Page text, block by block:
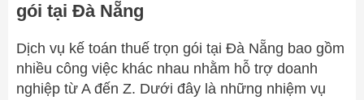
gói tại Đà Nẵng
Dịch vụ kế toán thuế trọn gói tại Đà Nẵng bao gồm
nhiều công việc khác nhau nhằm hỗ trợ doanh
nghiệp từ A đến Z. Dưới đây là những nhiệm vụ